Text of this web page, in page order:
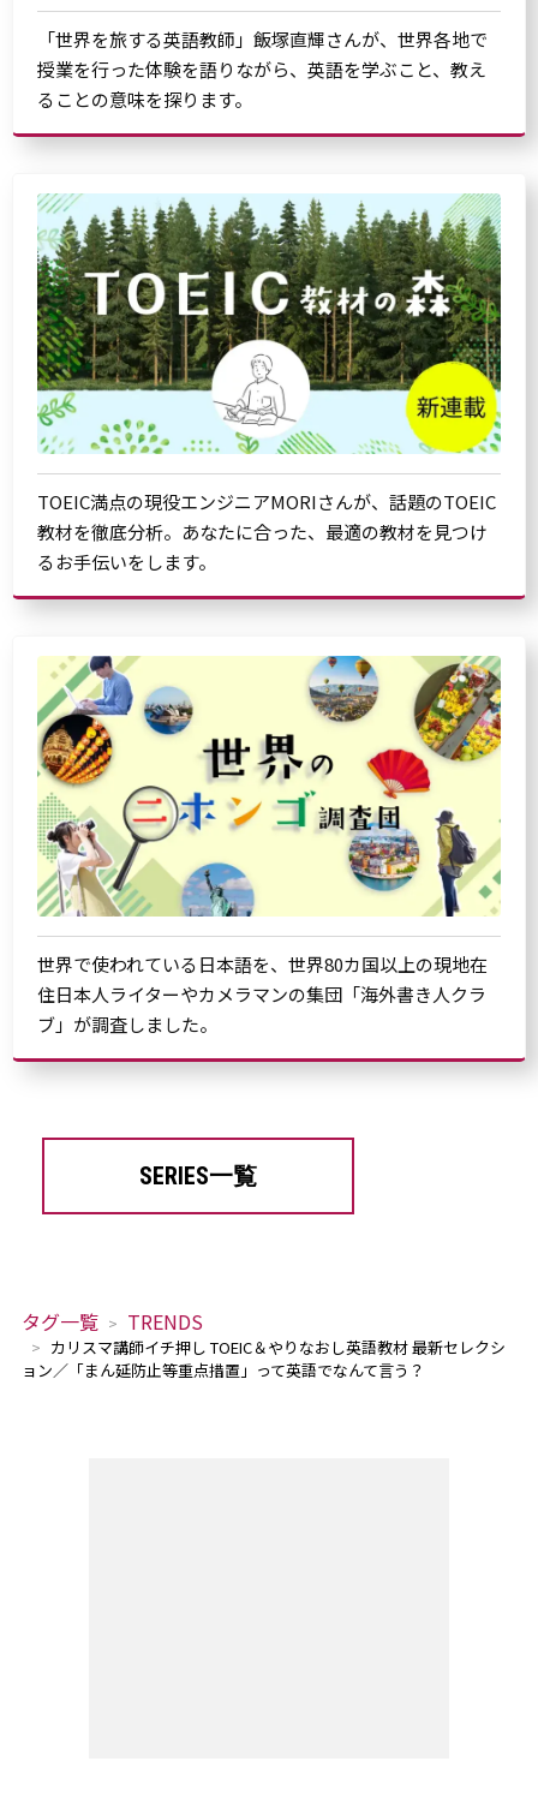
「世界を旅する英語教師」飯塚直輝さんが、世界各地で
授業を行った体験を語りながら、英語を学ぶこと、教え
ることの意味を探ります。
TOEIC満点の現役エンジニアMORIさんが、話題のTOEIC
教材を徹底分析。あなたに合った、最適の教材を見つけ
るお手伝いをします。
世界で使われている日本語を、世界80カ国以上の現地在
住日本人ライターやカメラマンの集団「海外書き人クラ
ブ」が調査しました。
SERIES一覧
タグ一覧 TRENDS
カリスマ講師イチ押し TOEIC＆やりなおし英語教材 最新セレクシ
ョン／「まん延防止等重点措置」って英語でなんて言う？